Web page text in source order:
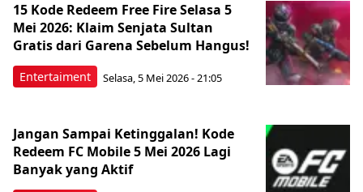
Entertaiment
15 Kode Redeem Free Fire Selasa 5
Mei 2026: Klaim Senjata Sultan
Gratis dari Garena Sebelum Hangus!
Selasa, 5 Mei 2026 - 21:05
Jangan Sampai Ketinggalan! Kode
Redeem FC Mobile 5 Mei 2026 Lagi
Banyak yang Aktif